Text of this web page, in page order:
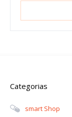
Categorias
Smart Shop